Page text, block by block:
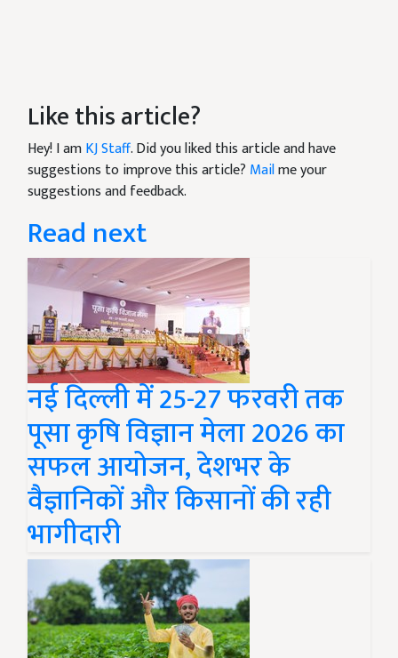
Like this article?
Hey! I amKJ Staff. Did you liked this article and have
suggestions to improve this article? Mailme your
suggestions and feedback.
Read next
नई दिल्ली में 25-27 फरवरी तक
पूसा कृषि विज्ञान मेला 2026 का
सफल आयोजन, देशभर के
वैज्ञानिकों और किसानों की रही
भागीदारी